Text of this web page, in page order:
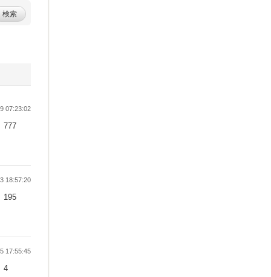
検索
07:23:02
777
18:57:20
195
17:55:45
4